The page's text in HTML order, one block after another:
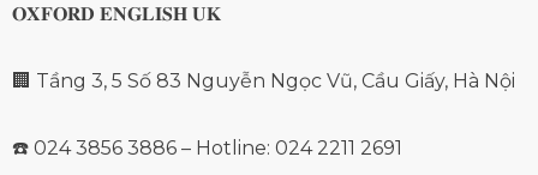
𝐎𝐗𝐅𝐎𝐑𝐃 𝐄𝐍𝐆𝐋𝐈𝐒𝐇 𝐔𝐊
🏢 Tầng 3, 5 Số 83 Nguyễn Ngọc Vũ, Cầu Giấy, Hà Nội
☎️ 024 3856 3886 – Hotline: 024 2211 2691